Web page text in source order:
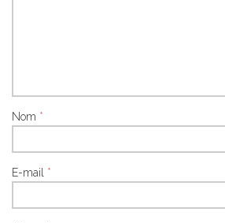
Nom *
E-mail *